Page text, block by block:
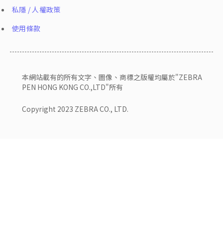
本網站載有的所有文字、圖像、商標之版權均屬於"ZEBRA
PEN HONG KONG CO.,LTD"所有
Copyright 2023 ZEBRA CO., LTD.
私隱 / 人權政策
使用條款